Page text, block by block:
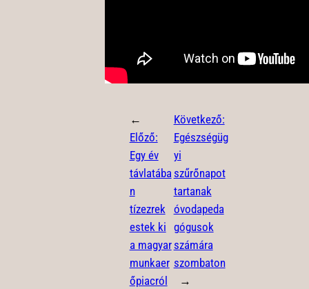
←
Előző:
Egy év
távlatába
n
tízezrek
estek ki
a magyar
munkaer
őpiacról
Következő:
Egészségüg
yi
szűrőnapot
tartanak
óvodapeda
gógusok
számára
szombaton
→